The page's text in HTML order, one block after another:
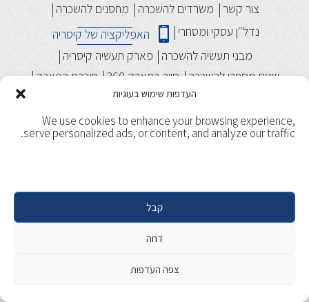
העדפות שימוש בעוגיות
We use cookies to enhance your browsing experience,
serve personalized ads, or content, and analyze our traffic.
קבל
דחה
צפה העדפות
צור קשר
משרדים להשכרה
מחסנים להשכרה
נדל"ן עסקי ומסחרי
האפליקציה של קיסריה
מבני תעשיה להשכרה
פארק תעשיה קיסריה
שטח מסחרי להשכרה סיור בפארק 360 חוברת הפארק
תנאי שימוש מדיניות ופרטיות
Copyright 2017, Caesarea. All rights reserved. | Designed &